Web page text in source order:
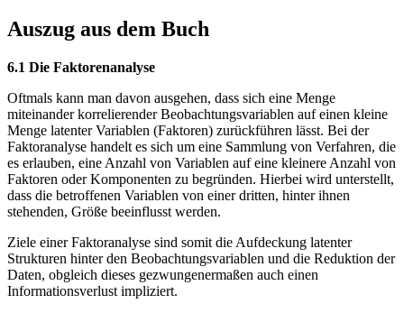
Auszug aus dem Buch
6.1 Die Faktorenanalyse
Oftmals kann man davon ausgehen, dass sich eine Menge
miteinander korrelierender Beobachtungsvariablen auf einen kleine
Menge latenter Variablen (Faktoren) zurückführen lässt. Bei der
Faktoranalyse handelt es sich um eine Sammlung von Verfahren, die
es erlauben, eine Anzahl von Variablen auf eine kleinere Anzahl von
Faktoren oder Komponenten zu begründen. Hierbei wird unterstellt,
dass die betroffenen Variablen von einer dritten, hinter ihnen
stehenden, Größe beeinflusst werden.
Ziele einer Faktoranalyse sind somit die Aufdeckung latenter
Strukturen hinter den Beobachtungsvariablen und die Reduktion der
Daten, obgleich dieses gezwungenermaßen auch einen
Informationsverlust impliziert.